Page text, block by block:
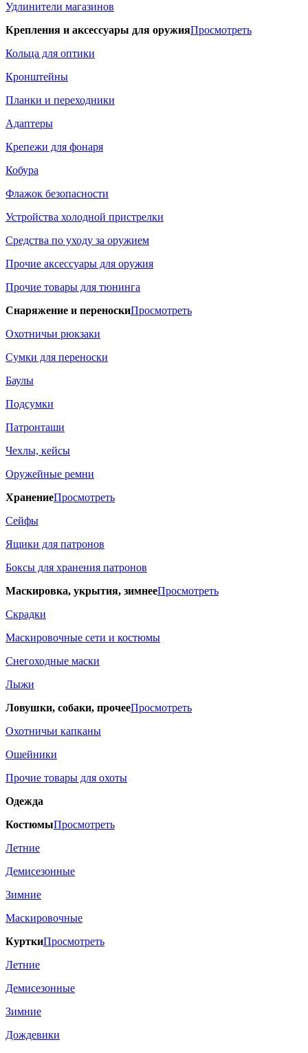
Удлинители магазинов
Крепления и аксессуары для оружияПросмотреть
Кольца для оптики
Кронштейны
Планки и переходники
Адаптеры
Крепежи для фонаря
Кобура
Флажок безопасности
Устройства холодной пристрелки
Средства по уходу за оружием
Прочие аксессуары для оружия
Прочие товары для тюнинга
Снаряжение и переноскиПросмотреть
Охотничьи рюкзаки
Сумки для переноски
Баулы
Подсумки
Патронташи
Чехлы, кейсы
Оружейные ремни
ХранениеПросмотреть
Сейфы
Ящики для патронов
Боксы для хранения патронов
Маскировка, укрытия, зимнееПросмотреть
Скрадки
Маскировочные сети и костюмы
Снегоходные маски
Лыжи
Ловушки, собаки, прочееПросмотреть
Охотничьи капканы
Ошейники
Прочие товары для охоты
Одежда
КостюмыПросмотреть
Летние
Демисезонные
Зимние
Маскировочные
КурткиПросмотреть
Летние
Демисезонные
Зимние
Дождевики